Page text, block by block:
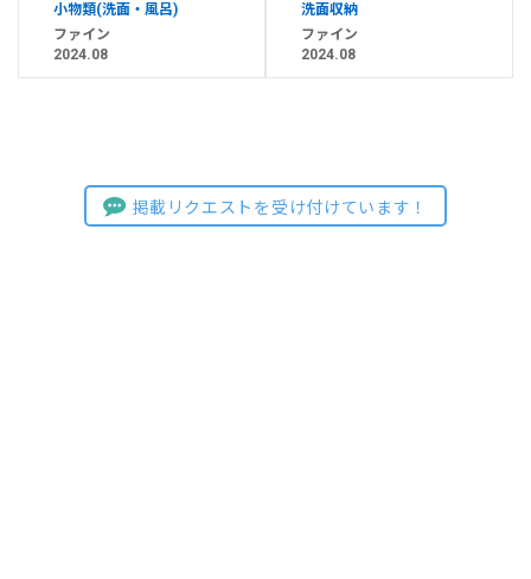
小物類(洗面・風呂)
ファイン
2024.08
洗面収納
ファイン
2024.08
掲載リクエストを受け付けています！